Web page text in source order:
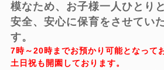
模なため、お子様一人ひとり
安全、安心に保育をさせてい
す。
7時～20時までお預かり可能となって
土日祝も開園しております。